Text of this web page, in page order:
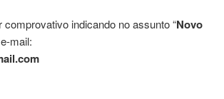
comprovativo indicando no assunto “Novo
mail: